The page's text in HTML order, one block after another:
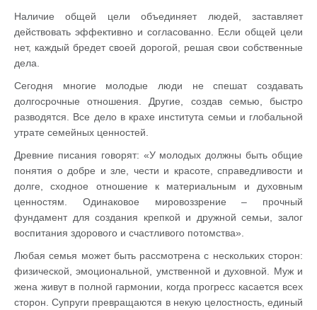
Наличие общей цели объединяет людей, заставляет
действовать эффективно и согласованно. Если общей цели
нет, каждый бредет своей дорогой, решая свои собственные
дела.
Сегодня многие молодые люди не спешат создавать
долгосрочные отношения. Другие, создав семью, быстро
разводятся. Все дело в крахе института семьи и глобальной
утрате семейных ценностей.
Древние писания говорят: «У молодых должны быть общие
понятия о добре и зле, чести и красоте, справедливости и
долге, сходное отношение к материальным и духовным
ценностям. Одинаковое мировоззрение – прочный
фундамент для создания крепкой и дружной семьи, залог
воспитания здорового и счастливого потомства».
Любая семья может быть рассмотрена с нескольких сторон:
физической, эмоциональной, умственной и духовной. Муж и
жена живут в полной гармонии, когда прогресс касается всех
сторон. Супруги превращаются в некую целостность, единый